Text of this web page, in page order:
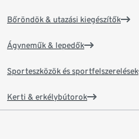
Bőröndök & utazási kiegészítők
Ágyneműk & lepedők
Sporteszközök és sportfelszerelések
Kerti & erkélybútorok